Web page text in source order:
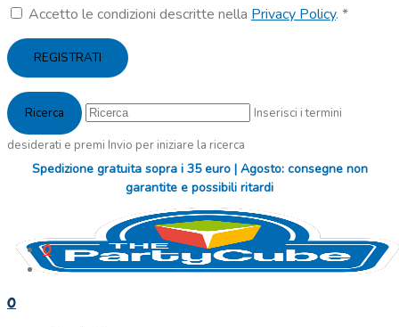
Accetto le condizioni descritte nella Privacy Policy. *
REGISTRATI
Inserisci i termini
desiderati e premi Invio per iniziare la ricerca
Spedizione gratuita sopra i 35 euro | Agosto: consegne non
garantite e possibili ritardi
0
0